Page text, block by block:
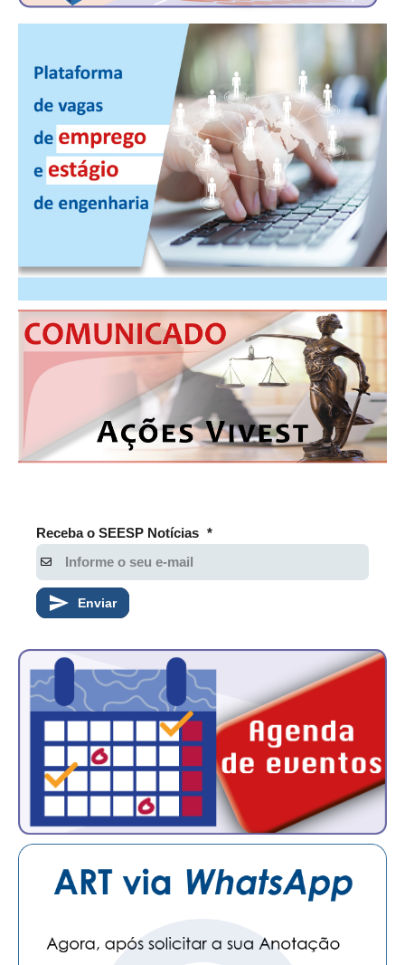
AGENDA
NOTÍCIAS NO WHATSAPP
PUBLICAÇÕES
PUBLICIDADE
MANUAL DE REDAÇÃO
RELEASES
CONTATO
CADASTRO
ASSOCIE-SE
ATUALIZAÇÃO CADASTRAL
NÚCLEO JOVEM
Receba o SEESP Notícias *
Enviar